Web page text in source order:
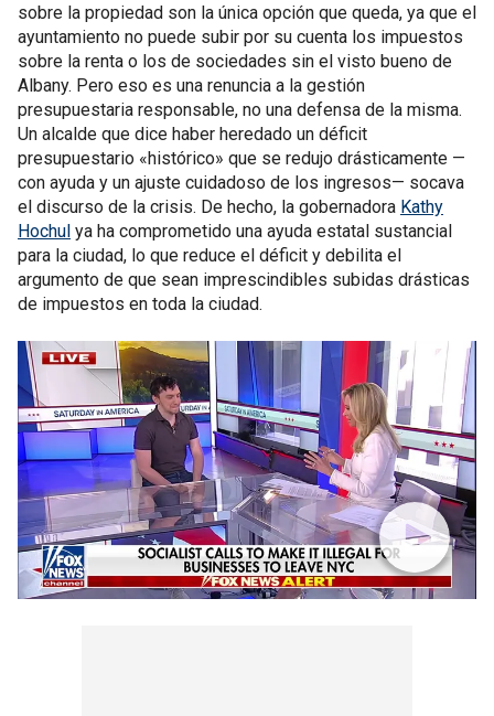
sobre la propiedad son la única opción que queda, ya que el
ayuntamiento no puede subir por su cuenta los impuestos
sobre la renta o los de sociedades sin el visto bueno de
Albany. Pero eso es una renuncia a la gestión
presupuestaria responsable, no una defensa de la misma.
Un alcalde que dice haber heredado un déficit
presupuestario «histórico» que se redujo drásticamente —
con ayuda y un ajuste cuidadoso de los ingresos— socava
el discurso de la crisis. De hecho, la gobernadora Kathy
Hochul ya ha comprometido una ayuda estatal sustancial
para la ciudad, lo que reduce el déficit y debilita el
argumento de que sean imprescindibles subidas drásticas
de impuestos en toda la ciudad.